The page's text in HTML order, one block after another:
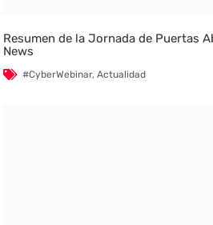
Resumen de la Jornada de Puertas
News
#CyberWebinar,Actualidad